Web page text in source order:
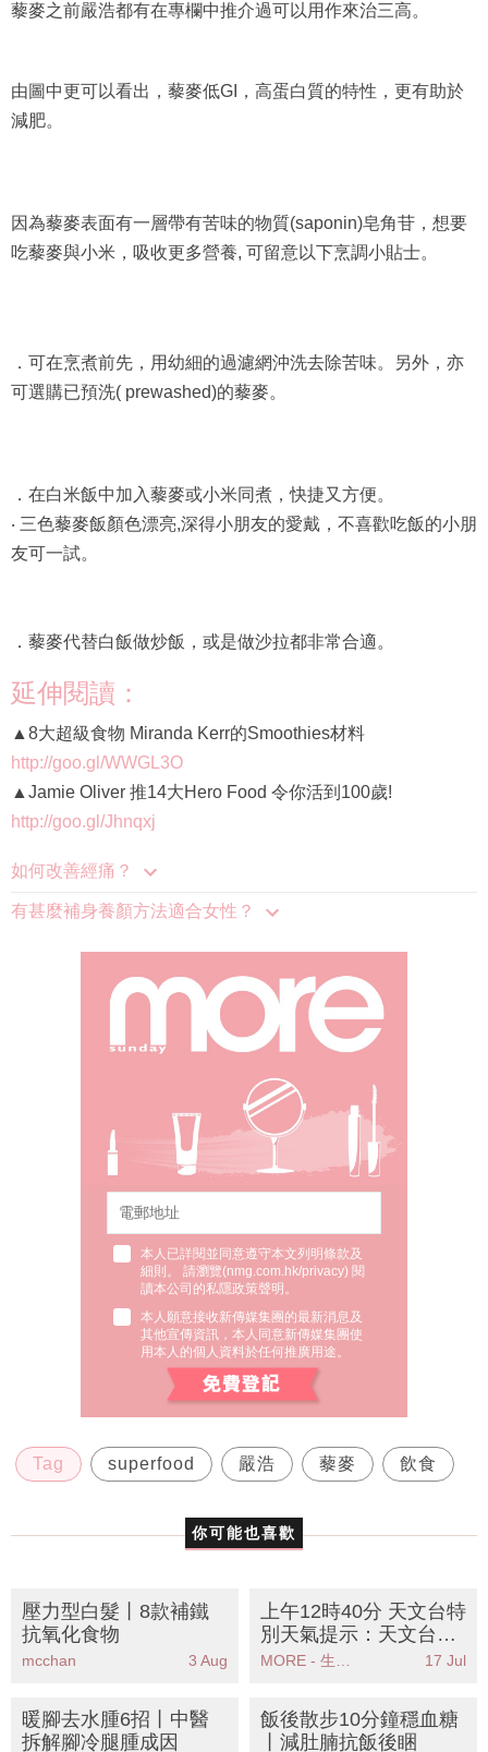
藜麥之前嚴浩都有在專欄中推介過可以用作來治三高。
由圖中更可以看出，藜麥低GI，高蛋白質的特性，更有助於
減肥。
因為藜麥表面有一層帶有苦味的物質(saponin)皂角苷，想要
吃藜麥與小米，吸收更多營養, 可留意以下烹調小貼士。
．可在烹煮前先，用幼細的過濾網沖洗去除苦味。另外，亦
可選購已預洗( prewashed)的藜麥。
．在白米飯中加入藜麥或小米同煮，快捷又方便。
‧ 三色藜麥飯顏色漂亮,深得小朋友的愛戴，不喜歡吃飯的小朋
友可一試。
．藜麥代替白飯做炒飯，或是做沙拉都非常合適。
延伸閱讀：
▲8大超級食物 Miranda Kerr的Smoothies材料
http://goo.gl/WWGL3O
▲Jamie Oliver 推14大Hero Food 令你活到100歲!
http://goo.gl/Jhnqxj
如何改善經痛？
有甚麼補身養顏方法適合女性？
本人已詳閱並同意遵守本文列明條款及
細則。 請瀏覽(nmg.com.hk/privacy) 閱
讀本公司的私隱政策聲明。
本人願意接收新傳媒集團的最新消息及
其他宣傳資訊，本人同意新傳媒集團使
用本人的個人資料於任何推廣用途。
Tag superfood 嚴浩 藜麥 飲食
你可能也喜歡
壓力型白髮丨8款補鐵
抗氧化食物
mcchan 3 Aug
上午12時40分 天文台特
別天氣提示：天文台發
出強陣風警告市民應立
17 Jul
暖腳去水腫6招丨中醫
拆解腳冷腿腫成因
飯後散步10分鐘穩血糖
丨減肚腩抗飯後睏